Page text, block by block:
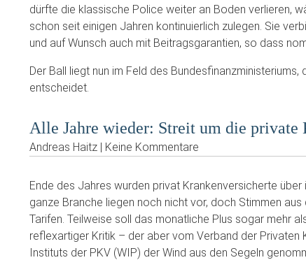
dürfte die klassische Police weiter an Boden verlieren,
schon seit einigen Jahren kontinuierlich zulegen. Sie
und auf Wunsch auch mit Beitragsgarantien, so dass
Der Ball liegt nun im Feld des
entscheidet.
Alle Jahre wieder: Streit um die private
Andreas Haitz | Keine Kommentare
Ende des Jahres wurden privat Krankenversicherte
ganze Branche liegen noch nicht vor, doch Stimmen
Tarifen. Teilweise soll das monatliche Plus sogar mehr
reflexartiger Kritik – der aber vom Verband der
Instituts der PKV (WIP) der Wind aus den Segeln